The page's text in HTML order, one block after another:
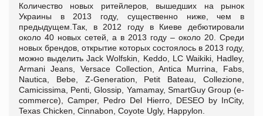
Количество новых ритейлеров, вышедших на рынок
Украины в 2013 году, существенно ниже, чем в
предыдущем.Так, в 2012 году в Киеве дебютировали
около 40 новых сетей, а в 2013 году – около 20. Среди
новых брендов, открытие которых состоялось в 2013 году,
можно выделить Jack Wolfskin, Keddo, LC Waikiki, Hadley,
Armani Jeans, Versace Collection, Antica Murrina, Fabs,
Nautica, Bebe, Z-Generation, Petit Bateau, Collezione,
Camicissima, Penti, Glossip, Yamamay, SmartGuy Group (e-
commerce), Camper, Pedro Del Hierro, DESEO by InCity,
Texas Chicken, Cinnabon, Coyote Ugly, Happylon.